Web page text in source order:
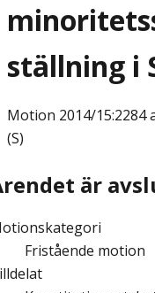
ställning i
Motion 2014/15:2284
(S)
är
Fristående motion